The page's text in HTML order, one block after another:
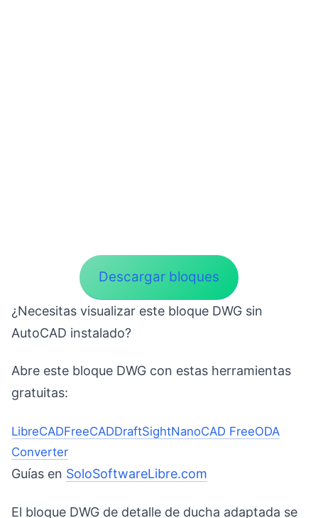
Descargar bloques
¿Necesitas visualizar este bloque DWG sin
AutoCAD instalado?
Abre este bloque DWG con estas herramientas
gratuitas:
LibreCADFreeCADDraftSightNanoCAD FreeODA
Converter
Guías en SoloSoftwareLibre.com
El bloque DWG de detalle de ducha adaptada se